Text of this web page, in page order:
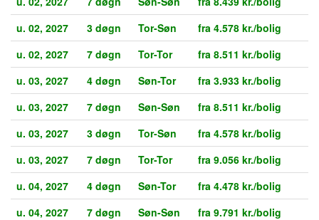
u. 02, 2027
3 døgn Tor-Søn
fra 4.578 kr./bolig
u. 02, 2027
7 døgn Tor-Tor
fra 8.511 kr./bolig
u. 03, 2027
4 døgn Søn-Tor
fra 3.933 kr./bolig
u. 03, 2027
7 døgn Søn-Søn
fra 8.511 kr./bolig
u. 03, 2027
3 døgn Tor-Søn
fra 4.578 kr./bolig
u. 03, 2027
7 døgn Tor-Tor
fra 9.056 kr./bolig
u. 04, 2027
4 døgn Søn-Tor
fra 4.478 kr./bolig
u. 04, 2027
7 døgn Søn-Søn
fra 9.791 kr./bolig